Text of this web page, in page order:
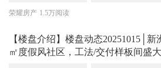
荣耀房产 1.5万阅读
【楼盘介绍】楼盘动态20251015│新
㎡度假风社区，工法/交付样板间盛